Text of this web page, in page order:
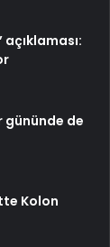
açıklaması:
gününde de
Kolon